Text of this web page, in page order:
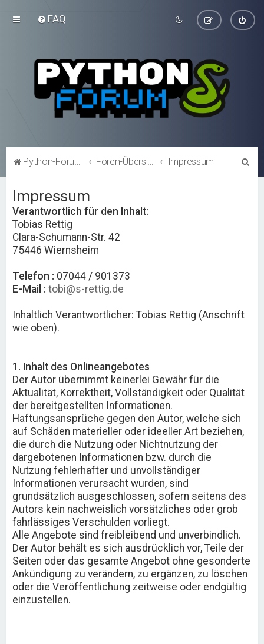
FAQ
Python-Forum.de Foren-Übersicht Impressum
Impressum
Verantwortlich für den Inhalt:
Tobias Rettig
Clara-Schumann-Str. 42
75446 Wiernsheim
Telefon : 07044 / 901373
E-Mail : tobi@s-rettig.de
Inhaltlich Verantwortlicher: Tobias Rettig (Anschrift
wie oben).
1. Inhalt des Onlineangebotes
Der Autor übernimmt keinerlei Gewähr für die
Aktualität, Korrektheit, Vollständigkeit oder Qualität
der bereitgestellten Informationen.
Haftungsansprüche gegen den Autor, welche sich
auf Schäden materieller oder ideeller Art beziehen,
die durch die Nutzung oder Nichtnutzung der
dargebotenen Informationen bzw. durch die
Nutzung fehlerhafter und unvollständiger
Informationen verursacht wurden, sind
grundsätzlich ausgeschlossen, sofern seitens des
Autors kein nachweislich vorsätzliches oder grob
fahrlässiges Verschulden vorliegt.
Alle Angebote sind freibleibend und unverbindlich.
Der Autor behält es sich ausdrücklich vor, Teile der
Seiten oder das gesamte Angebot ohne gesonderte
Ankündigung zu verändern, zu ergänzen, zu löschen
oder die Veröffentlichung zeitweise oder endgültig
einzustellen.